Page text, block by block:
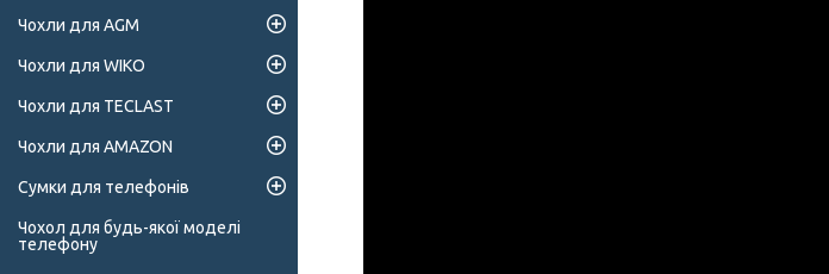
Чохли для AGM
Чохли для WIKO
Чохли для TECLAST
Чохли для AMAZON
Сумки для телефонів
Чохол для будь-якої моделі
телефону